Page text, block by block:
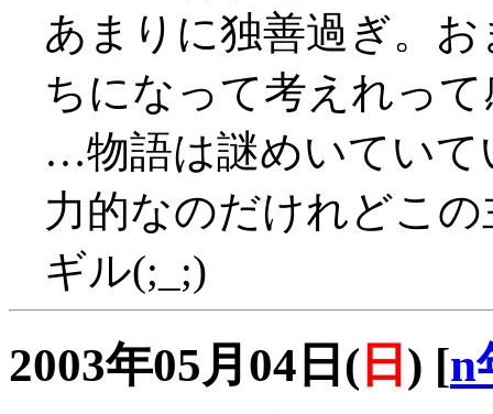
あまりに独善過ぎ。
ちになって考えれっ
…物語は謎めいていて
力的なのだけれどこ
ギル(;_;)
2003年05月04日( 日 ) [n